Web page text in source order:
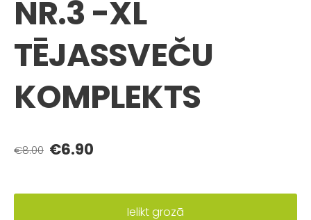
NR.3 -XL
TĒJASSVEČU
KOMPLEKTS
€8.00 €6.90
Ielikt grozā